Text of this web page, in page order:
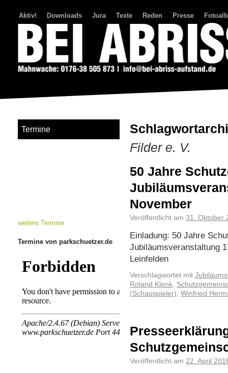
Aktiv! Downloads Jura Texte Reden Presse
Filder e. V.
50 Jahre
November
Veröffentlicht am 31. Oktober
Einladung: 50 Jahre
Jubiläumsveranstaltung
Leinfelden
Verschlagwortet mit
Roland Klenk,
(Schauspieler), Winfried
Veröffentlicht am 22. April
Termine
weitere Termine
Termine von parkschuetzer.de